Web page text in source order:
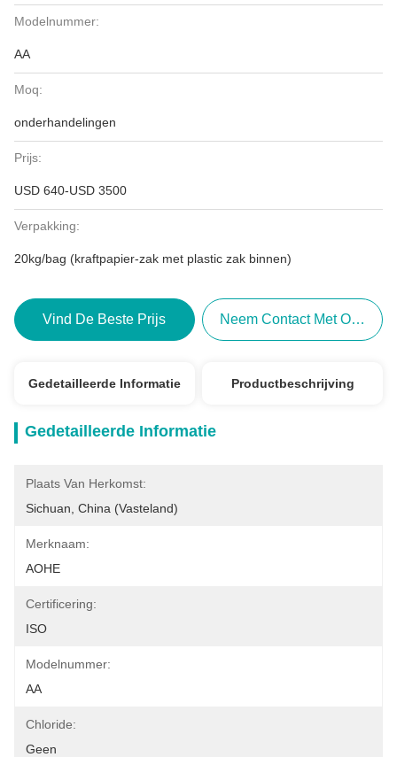
Modelnummer:
AA
Moq:
onderhandelingen
Prijs:
USD 640-USD 3500
Verpakking:
20kg/bag (kraftpapier-zak met plastic zak binnen)
Vind De Beste Prijs Neem Contact Met Ons Op
Gedetailleerde Informatie Productbeschrijving
Gedetailleerde Informatie
Plaats Van Herkomst:
Sichuan, China (Vasteland)
Merknaam:
AOHE
Certificering:
ISO
Modelnummer:
AA
Chloride:
Geen